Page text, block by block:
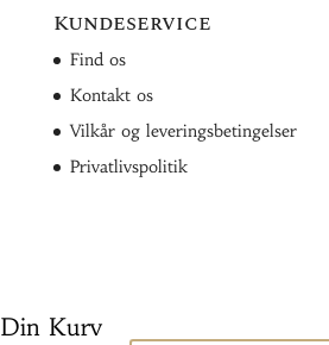
Kundeservice
Find os
Kontakt os
Vilkår og leveringsbetingelser
Privatlivspolitik
Din Kurv